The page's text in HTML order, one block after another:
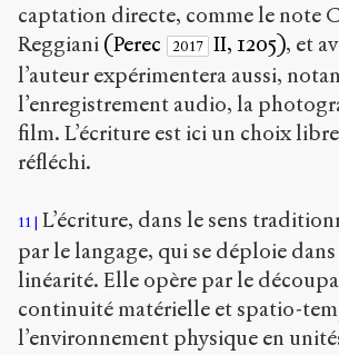
captation directe, comme le note
Reggiani (Perec 2017 II, 1205), et
l’auteur expérimentera aussi,
l’enregistrement audio, la
film. L’écriture est ici un choix
réfléchi.
11 L’écriture, dans le sens
par le langage, qui se déploie
linéarité. Elle opère par le
continuité matérielle et spatio-
l’environnement physique en